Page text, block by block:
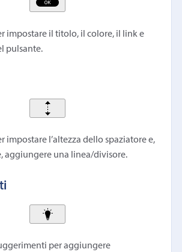
impostare il titolo, il colore, il link e
pulsante.
impostare l’altezza dello spaziatore e,
aggiungere una linea/divisore.
per aggiungere